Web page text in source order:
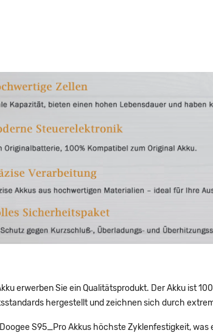
erwerben Sie ein Qualitätsprodukt. Der Akku ist
hergestellt und zeichnen sich durch
S95_Pro Akkus höchste Zyklenfestigkeit,